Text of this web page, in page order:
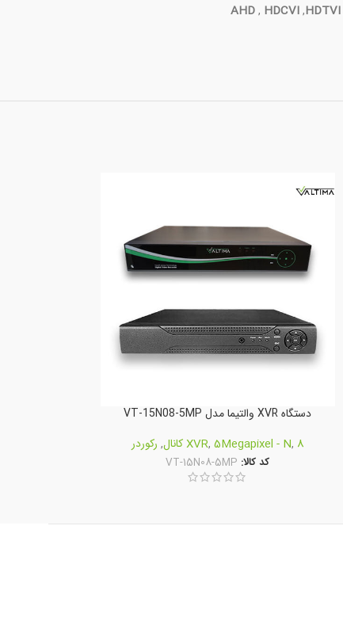
AHD, HDCVI,HDTVI
دستگاه XVR والتیما مدل VT-15N08-5MP
XVR, 5Megapixel - N, 8 کانال , رکوردر
کد کالا: VT-15N08-5MP